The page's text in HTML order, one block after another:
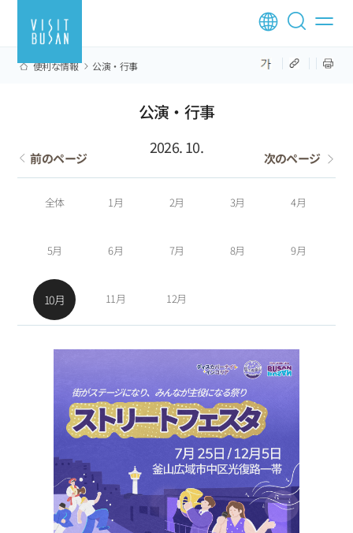
便利な情報 公演·行事
公演·行事
2026. 10.
前のページ 次のページ
全体 1月 2月 3月 4月
5月 6月 7月 8月 9月
10月 11月 12月